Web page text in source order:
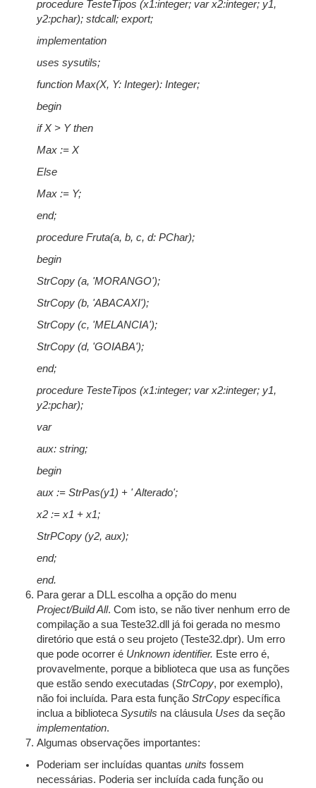
procedure TesteTipos (x1:integer; var x2:integer; y1,
y2:pchar); stdcall; export;
implementation
uses sysutils;
function Max(X, Y: Integer): Integer;
begin
if X > Y then
Max := X
Else
Max := Y;
end;
procedure Fruta(a, b, c, d: PChar);
begin
StrCopy (a, 'MORANGO');
StrCopy (b, 'ABACAXI');
StrCopy (c, 'MELANCIA');
StrCopy (d, 'GOIABA');
end;
procedure TesteTipos (x1:integer; var x2:integer; y1,
y2:pchar);
var
aux: string;
begin
aux := StrPas(y1) + ' Alterado';
x2 := x1 + x1;
StrPCopy (y2, aux);
end;
end.
Para gerar a DLL escolha a opção do menu
Project/Build All. Com isto, se não tiver nenhum erro de
compilação a sua Teste32.dll já foi gerada no mesmo
diretório que está o seu projeto (Teste32.dpr). Um erro
que pode ocorrer é Unknown identifier. Este erro é,
provavelmente, porque a biblioteca que usa as funções
que estão sendo executadas (StrCopy, por exemplo),
não foi incluída. Para esta funçãoStrCopy específica
inclua a bibliotecaSysutils na cláusula Uses da seção
implementation.
Algumas observações importantes:
Poderiam ser incluídas quantasunits fossem
necessárias. Poderia ser incluída cada função ou